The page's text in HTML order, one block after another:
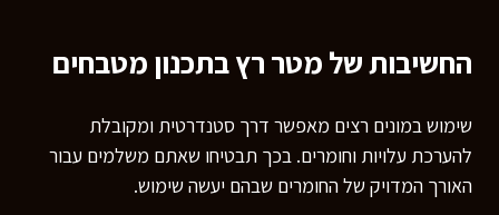
החשיבות של מטר רץ בתכנון מטבחים
שימוש במונים רצים מאפשר דרך סטנדרטית ומקובלת
להערכת עלויות וחומרים. בכך תבטיחו שאתם משלמים עבור
האורך המדויק של החומרים שבהם יעשה שימוש.